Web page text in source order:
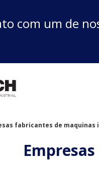
com um de
fabricantes de maquinas